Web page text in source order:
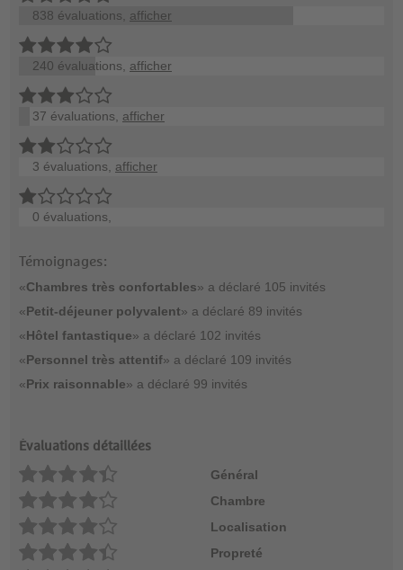
838 évaluations, afficher
240 évaluations, afficher
37 évaluations, afficher
3 évaluations, afficher
0 évaluations,
Témoignages:
«Chambres très confortables» a déclaré 105 invités
«Petit-déjeuner polyvalent» a déclaré 89 invités
«Hôtel fantastique» a déclaré 102 invités
«Personnel très attentif» a déclaré 109 invités
«Prix raisonnable» a déclaré 99 invités
Évaluations détaillées
Général
Chambre
Localisation
Propreté